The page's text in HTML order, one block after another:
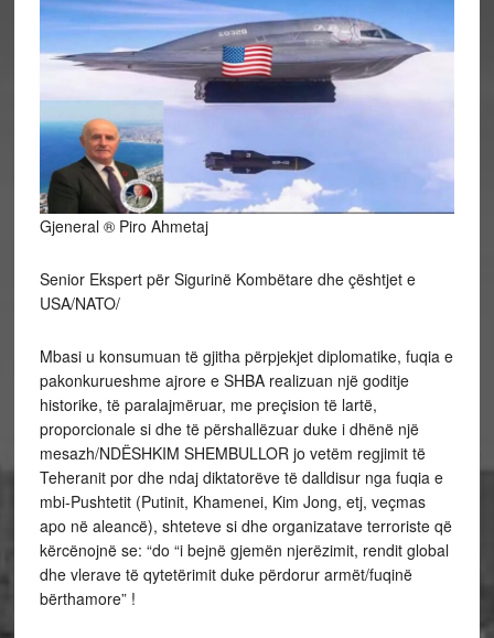
Gjeneral ® Piro Ahmetaj
Senior Ekspert për Sigurinë Kombëtare dhe çështjet e
USA/NATO/
Mbasi u konsumuan të gjitha përpjekjet diplomatike, fuqia e
pakonkurueshme ajrore e SHBA realizuan një goditje
historike, të paralajmëruar, me preçision të lartë,
proporcionale si dhe të përshallëzuar duke i dhënë një
mesazh/NDËSHKIM SHEMBULLOR jo vetëm regjimit të
Teheranit por dhe ndaj diktatorëve të dalldisur nga fuqia e
mbi-Pushtetit (Putinit, Khamenei, Kim Jong, etj, veçmas
apo në aleancë), shteteve si dhe organizatave terroriste që
kërcënojnë se: “do “i bejnë gjemën njerëzimit, rendit global
dhe vlerave të qytetërimit duke përdorur armët/fuqinë
bërthamore” !